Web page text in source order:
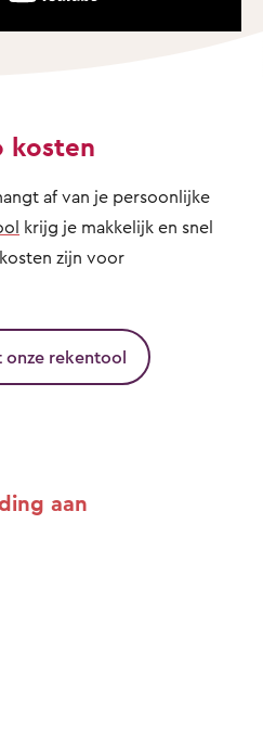
kosten
af van je persoonlijke
krijg je makkelijk en snel
zijn voor
onze rekentool
aan